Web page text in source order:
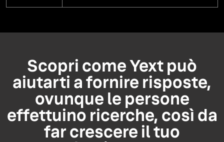
Scopri come Yext può
aiutarti a fornire risposte,
ovunque le persone
effettuino ricerche, così da
far crescere il tuo